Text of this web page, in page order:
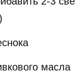
масла